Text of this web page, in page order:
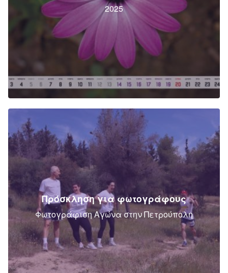
2025
Πρόσκληση για φωτογράφους
Φωτογράφιση Αγώνα στην Πετρούπολη